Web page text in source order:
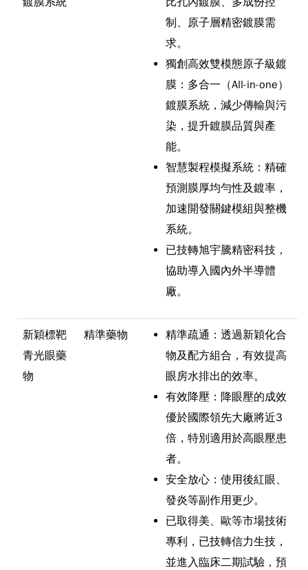
制、原子層精密鍍膜需
求。
獨創高效雙模態原子級鍍
膜：多合一（All-in-one）
鍍膜系統，減少傳輸與污
染，提升鍍膜品質與產
能。
智慧製程模擬系統：精確
預測膜厚均勻性及鍍率，
加速開發關鍵模組與整機
系統。
已技轉旭宇騰精密科技，
協助導入國內外半導體
廠。
新穎標靶
青光眼藥
物
精準藥物
精準疏通：透過新穎化合
物及配方組合，有效提高
眼房水排出的效率。
有效降壓：降眼壓的成效
優於國際領先大廠將近3
倍，特別適用於高眼壓患
者。
安全放心：使用後紅眼、
發炎等副作用更少。
已取得美、歐等市場技術
專利，已技轉信力生技，
並進入臨床二期試驗，預